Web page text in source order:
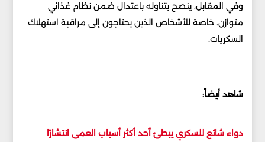
وفي المقابل، ينصح بتناوله باعتدال ضمن نظام غذائي
متوازن. خاصة للأشخاص الذين يحتاجون إلى مراقبة استهلاك
السكريات.
شاهد أيضاً:
دواء شائع للسكري يبطئ أحد أكثر أسباب العمى انتشارًا